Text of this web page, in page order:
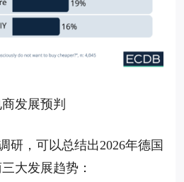
发展预判
研，可以总结出2026年德国
大发展趋势：